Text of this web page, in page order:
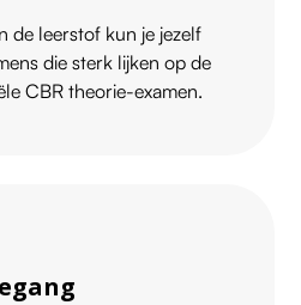
de leerstof kun je jezelf
die sterk lijken op de
CBR theorie-examen.